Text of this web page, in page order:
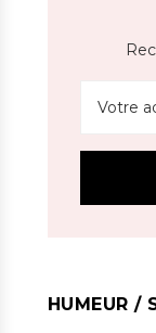
HUMEUR /